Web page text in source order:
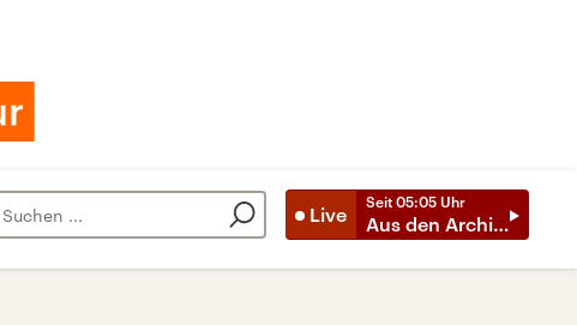
Live
Seit 05:05 Uhr
Aus den Archiven